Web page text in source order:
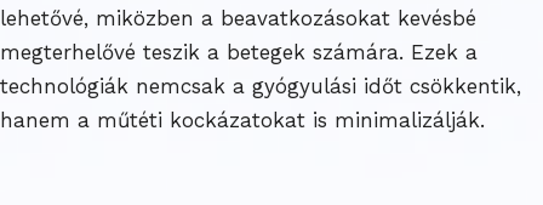
lehetővé, miközben a beavatkozásokat kevésbé
megterhelővé teszik a betegek számára. Ezek a
technológiák nemcsak a gyógyulási időt csökkentik,
hanem a műtéti kockázatokat is minimalizálják.